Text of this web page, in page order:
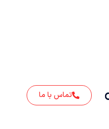
تماس با ما